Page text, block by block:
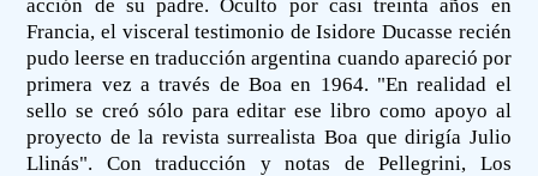
acción de su padre. Oculto por casi treinta años en
Francia, el visceral testimonio de Isidore Ducasse recién
pudo leerse en traducción argentina cuando apareció por
primera vez a través de Boa en 1964. "En realidad el
sello se creó sólo para editar ese libro como apoyo al
proyecto de la revista surrealista Boa que dirigía Julio
Llinás". Con traducción y notas de Pellegrini, Los